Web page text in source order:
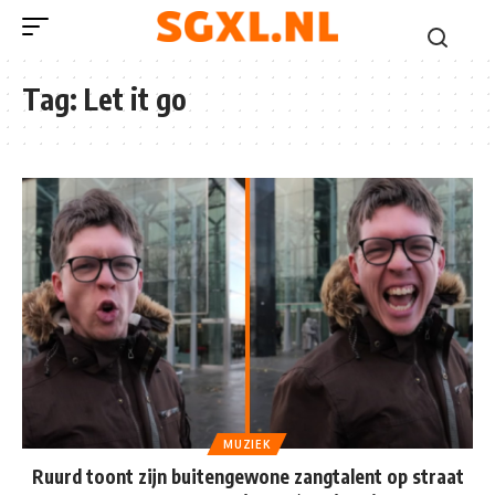
Tag: Let it go
MUZIEK
Ruurd toont zijn buitengewone zangtalent op straat